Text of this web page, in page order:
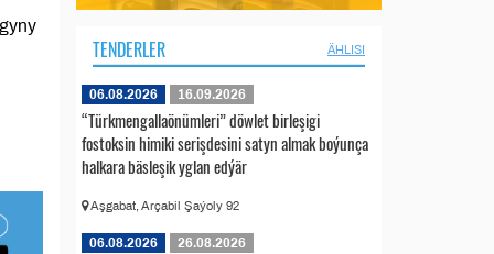
TENDERLER ÄHLISI
06.08.2026 16.09.2026
“Türkmengallaönümleri” döwlet birleşigi
fostoksin himiki serişdesini satyn almak boýunça
halkara bäsleşik yglan edýär
Aşgabat, Arçabil Şaýoly 92
06.08.2026 26.08.2026